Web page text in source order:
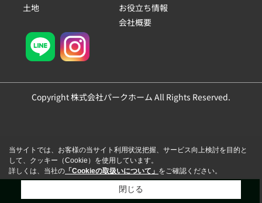
土地
お役立ち情報
会社概要
Copyright 株式会社パークホーム All Rights Reserved.
当サイトでは、お客様の当サイト利用状況把握、サービス向上検討を目的と
して、クッキー（Cookie）を使用しています。
詳しくは、当社の 「Cookieの取扱いについて」 をご確認ください。
閉じる